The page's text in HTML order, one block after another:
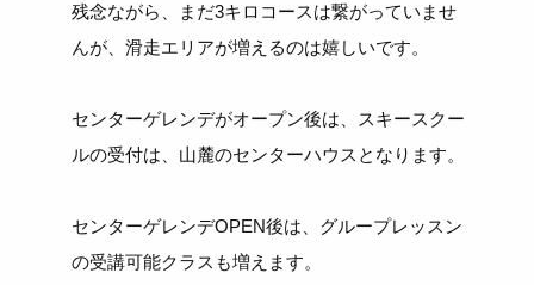
残念ながら、まだ3キロコースは繋がっていませ
んが、滑走エリアが増えるのは嬉しいです。
センターゲレンデがオープン後は、スキースクー
ルの受付は、山麓のセンターハウスとなります。
センターゲレンデOPEN後は、グループレッスン
の受講可能クラスも増えます。